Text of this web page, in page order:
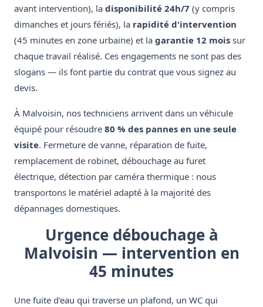
avant intervention), la disponibilité 24h/7 (y compris
dimanches et jours fériés), la rapidité d'intervention
(45 minutes en zone urbaine) et la garantie 12 mois sur
chaque travail réalisé. Ces engagements ne sont pas des
slogans — ils font partie du contrat que vous signez au
devis.
À Malvoisin, nos techniciens arrivent dans un véhicule
équipé pour résoudre 80 % des pannes en une seule
visite. Fermeture de vanne, réparation de fuite,
remplacement de robinet, débouchage au furet
électrique, détection par caméra thermique : nous
transportons le matériel adapté à la majorité des
dépannages domestiques.
Urgence débouchage à
Malvoisin — intervention en
45 minutes
Une fuite d'eau qui traverse un plafond, un WC qui